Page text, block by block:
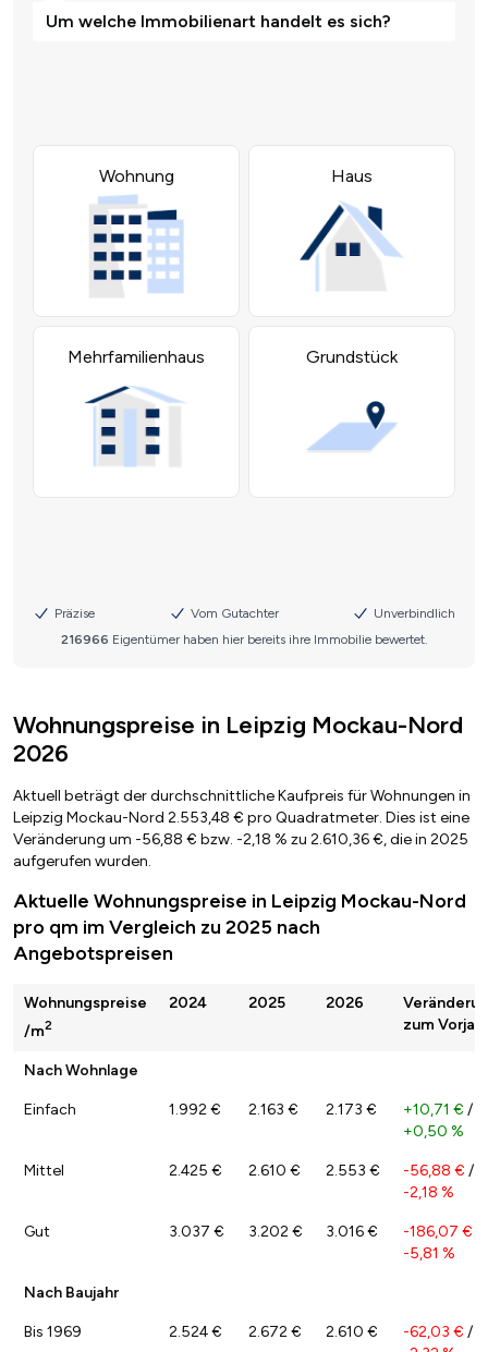
Wohnungspreise in Leipzig Mockau-Nord
2026
Aktuell beträgt der durchschnittliche Kaufpreis für Wohnungen in
Leipzig Mockau-Nord 2.553,48 € pro Quadratmeter. Dies ist eine
Veränderung um -56,88 € bzw. -2,18 % zu 2.610,36 €, die in 2025
aufgerufen wurden.
Aktuelle Wohnungspreise in Leipzig Mockau-Nord
pro qm im Vergleich zu 2025 nach
Angebotspreisen
Wohnungspreise
/m2
2024 2025 2026
zum Vorjahr
Nach Wohnlage
Einfach 1.992 € 2.163 € 2.173 € +10,71 € /
+0,50 %
Mittel 2.425 € 2.610 € 2.553 € -56,88 € /
-2,18 %
Gut 3.037 € 3.202 € 3.016 € -186,07 €
-5,81 %
Nach Baujahr
Bis 1969 2.524 € 2.672 € 2.610 € -62,03 € /